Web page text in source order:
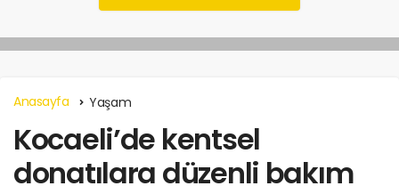
Anasayfa Yaşam
Kocaeli’de kentsel
donatılara düzenli bakım